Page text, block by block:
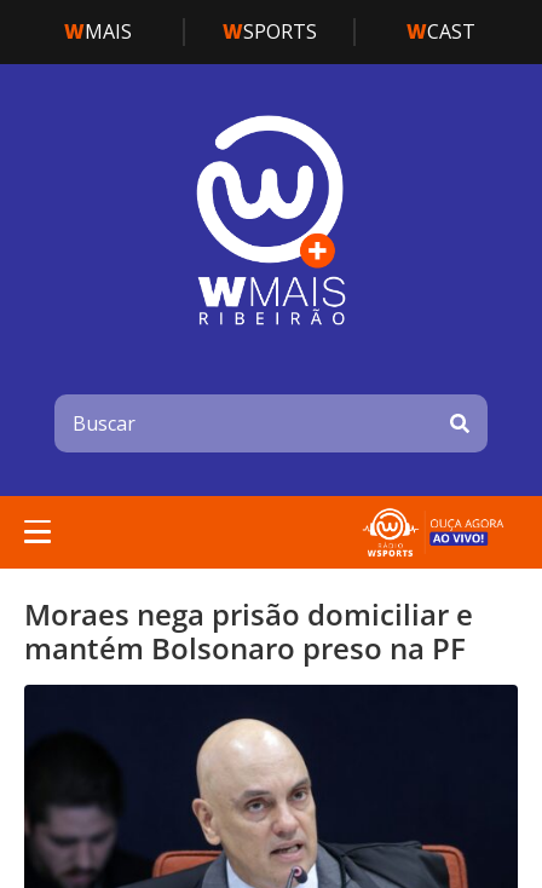
WMAIS WSPORTS WCAST
Moraes nega prisão domiciliar e
mantém Bolsonaro preso na PF